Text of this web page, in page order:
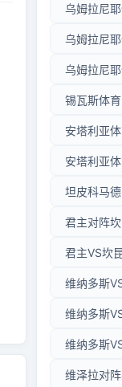
君主对阵
君主VS坎
维纳多斯
维纳多斯